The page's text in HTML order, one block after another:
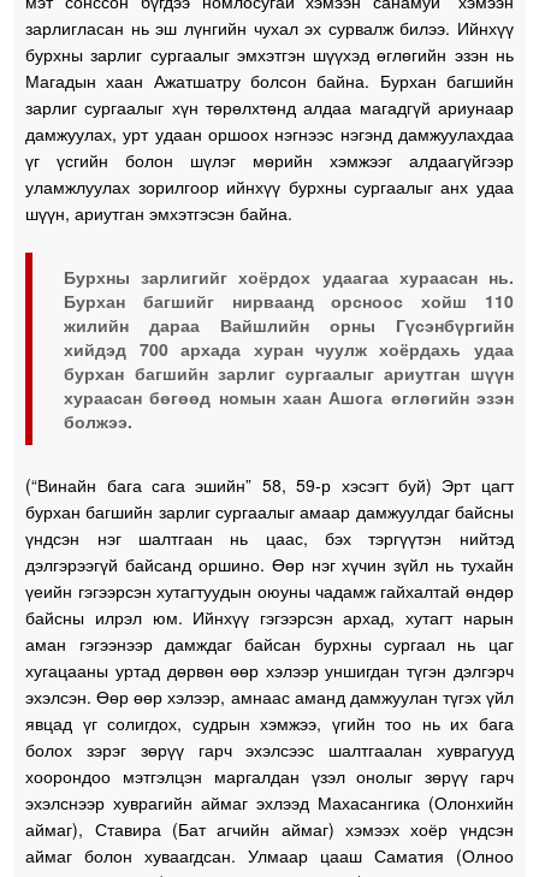
зарлигласан нь эш лүнгийн чухал эх сурвалж билээ. Ийнхүү
бурхны зарлиг сургаалыг эмхэтгэн шүүхэд өглөгийн эзэн нь
Магадын хаан Ажатшатру болсон байна. Бурхан багшийн
зарлиг сургаалыг хүн төрөлхтөнд алдаа магадгүй ариунаар
дамжуулах, урт удаан оршоох нэгнээс нэгэнд дамжуулахдаа
үг үсгийн болон шүлэг мөрийн хэмжээг алдаагүйгээр
уламжлуулах зорилгоор ийнхүү бурхны сургаалыг анх удаа
шүүн, ариутган эмхэтгэсэн байна.
Бурхны зарлигийг хоёрдох удаагаа хураасан нь.
Бурхан багшийг нирваанд орсноос хойш 110
жилийн дараа Вайшлийн орны Гүсэнбүргийн
хийдэд 700 архада хуран чуулж хоёрдахь удаа
бурхан багшийн зарлиг сургаалыг ариутган шүүн
хураасан бөгөөд номын хаан Ашога өглөгийн эзэн
болжээ.
(“Винайн бага сага эшийн” 58, 59-р хэсэгт буй) Эрт цагт
бурхан багшийн зарлиг сургаалыг амаар дамжуулдаг байсны
үндсэн нэг шалтгаан нь цаас, бэх тэргүүтэн нийтэд
дэлгэрээгүй байсанд оршино. Өөр нэг хүчин зүйл нь тухайн
үеийн гэгээрсэн хутагтуудын оюуны чадамж гайхалтай өндөр
байсны илрэл юм. Ийнхүү гэгээрсэн архад, хутагт нарын
аман гэгээнээр дамждаг байсан бурхны сургаал нь цаг
хугацааны уртад дөрвөн өөр хэлээр уншигдан түгэн дэлгэрч
эхэлсэн. Өөр өөр хэлээр, амнаас аманд дамжуулан түгэх үйл
явцад үг солигдох, судрын хэмжээ, үгийн тоо нь их бага
болох зэрэг зөрүү гарч эхэлсээс шалтгаалан хуврагууд
хоорондоо мэтгэлцэн маргалдан үзэл онолыг зөрүү гарч
эхэлснээр хуврагийн аймаг эхлээд Махасангика (Олонхийн
аймаг), Ставира (Бат агчийн аймаг) хэмээх хоёр үндсэн
аймаг болон хуваагдсан. Улмаар цааш Саматия (Олноо